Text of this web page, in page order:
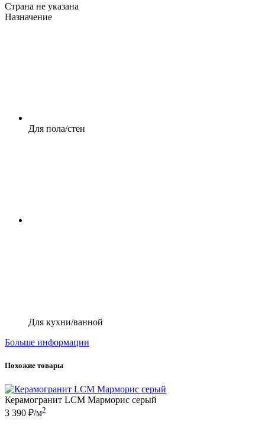
Страна не указана
Назначение
Для пола/стен
Для кухни/ванной
Больше информации
Похожие товары
Керамогранит LCM Марморис серый
3 390 ₽/м2